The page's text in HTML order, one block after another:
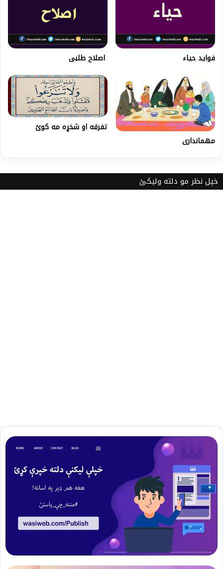
فوايد حياء اصلاح طلبی
مهمانداری
تفرقه او شخړه مه کوئ
خپل نظر مو دلته ولیکئ